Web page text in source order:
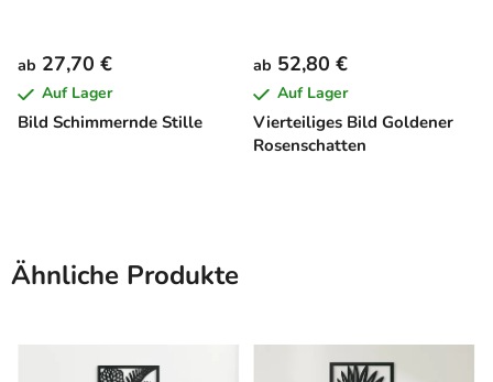
Bild Schimmernde Stille
ab 27,70 €
Auf Lager
Vierteiliges Bild Goldener
Rosenschatten
ab 52,80 €
Auf Lager
Ähnliche Produkte